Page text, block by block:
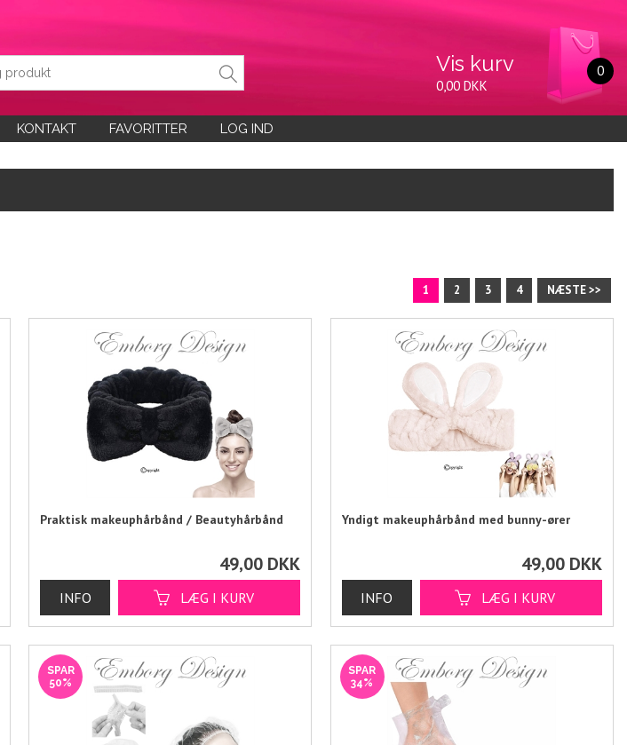
Vis kurv
0
0,00 DKK
KONTAKT FAVORITTER LOG IND
1 2 3 4 NÆSTE >>
Praktisk makeuphårbånd / Beautyhårbånd
49,00 DKK
Yndigt makeuphårbånd med bunny-ører
49,00 DKK
SPAR
50%
SPAR
34%